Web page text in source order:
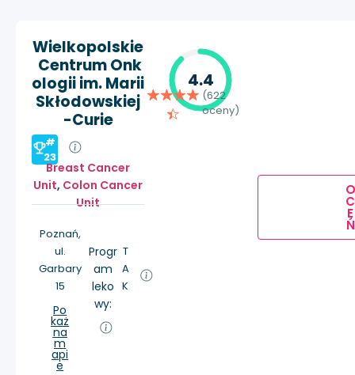
Wielkopolskie
Centrum Onk
ologii im. Marii
Skłodowskiej
-Curie
#
23
Breast Cancer
Unit, Colon Cancer
Unit
Poznań,
ul.
Garbary
15
Po
każ
na
m
api
e
Progr
am
leko
wy:
T
A
K
4.4
(622
oceny)
O
C
E
Ń